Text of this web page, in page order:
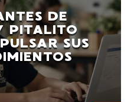
DE
PITALITO
SUS